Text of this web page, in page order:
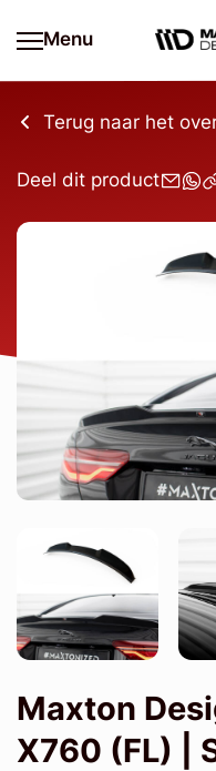
Menu
Terug naar het
Deel dit product
Maxton
X760 (FL) |